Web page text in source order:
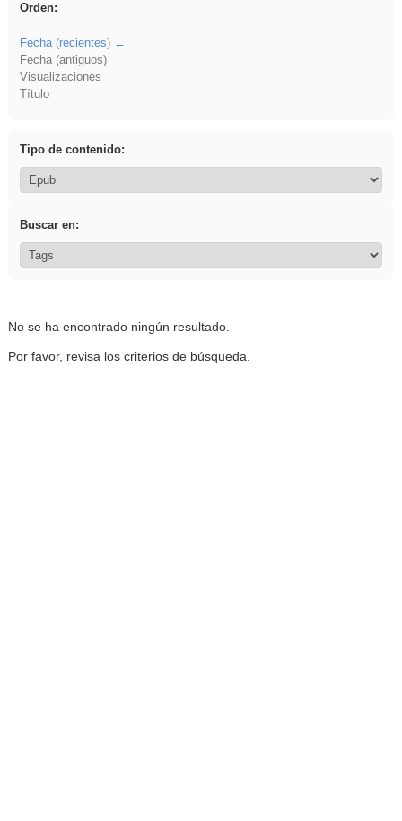
Orden:
Fecha (recientes)
Fecha (antiguos)
Visualizaciones
Título
Tipo de contenido:
Buscar en:
No se ha encontrado ningún resultado.
Por favor, revisa los criterios de búsqueda.